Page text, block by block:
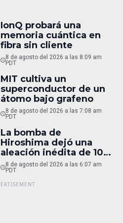
IonQ probará una
memoria cuántica en
fibra sin cliente
8 de agosto del 2026 a las 8:09 am
PDT
MIT cultiva un
superconductor de un
átomo bajo grafeno
8 de agosto del 2026 a las 7:08 am
PDT
La bomba de
Hiroshima dejó una
aleación inédita de 10
micras
8 de agosto del 2026 a las 6:07 am
PDT